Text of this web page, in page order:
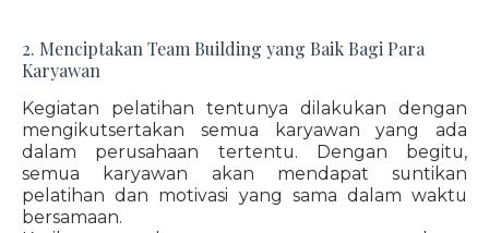
2. Menciptakan Team Building yang Baik Bagi Para
Karyawan
Kegiatan pelatihan tentunya dilakukan dengan
mengikutsertakan semua karyawan yang ada
dalam perusahaan tertentu. Dengan begitu,
semua karyawan akan mendapat suntikan
pelatihan dan motivasi yang sama dalam waktu
bersamaan.